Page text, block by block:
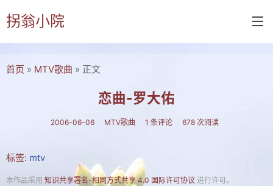
拐翁小院
诗书画
诗词
摄影
首页 » MTV歌曲 » 正文
恋曲-罗大佑
2006-06-06 MTV歌曲 1 条评论 678 次阅读
标签: mtv
本作品采用 知识共享署名-相同方式共享 4.0 国际许可协议 进行许可。